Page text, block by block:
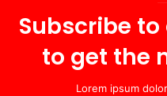
Subscribe
to get the
Lorem ipsum